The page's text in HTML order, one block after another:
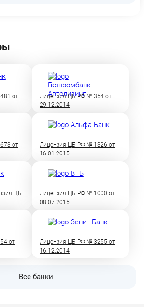
от
Лицензия ЦБ РФ № 354 от
29.12.2014
от
Лицензия ЦБ РФ № 1326 от
16.01.2015
ЦБ
Лицензия ЦБ РФ № 1000 от
08.07.2015
от
Лицензия ЦБ РФ № 3255 от
16.12.2014
Все банки